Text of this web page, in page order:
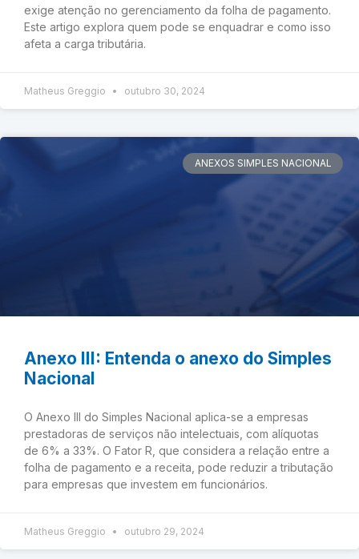
exige atenção no gerenciamento da folha de pagamento.
Este artigo explora quem pode se enquadrar e como isso
afeta a carga tributária.
Matheus Greggio outubro 30, 2024
ANEXOS SIMPLES NACIONAL
Anexo III: Entenda o anexo do Simples
Nacional
O Anexo III do Simples Nacional aplica-se a empresas
prestadoras de serviços não intelectuais, com alíquotas
de 6% a 33%. O Fator R, que considera a relação entre a
folha de pagamento e a receita, pode reduzir a tributação
para empresas que investem em funcionários.
Matheus Greggio outubro 29, 2024